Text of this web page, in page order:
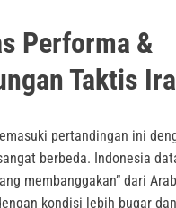
Performa &
Taktis
pertandingan ini
berbeda. Indonesia
membanggakan” dari
kondisi lebih bugar